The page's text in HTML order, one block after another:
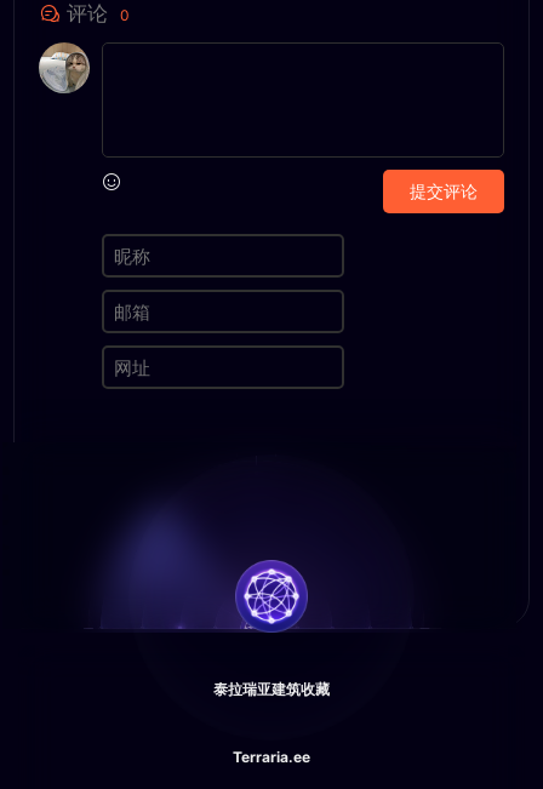
评论 0
提交评论
泰拉瑞亚建筑收藏
Terraria.ee